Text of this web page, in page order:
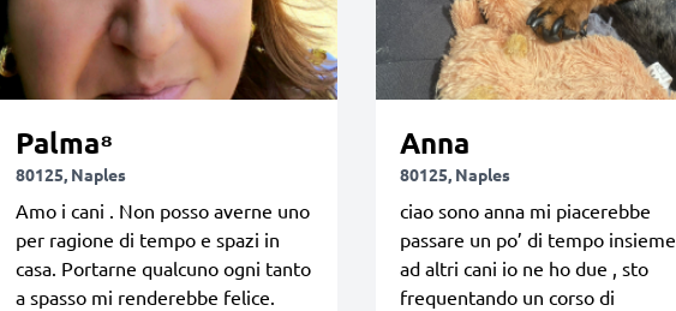
Palma⁸
80125, Naples
Amo i cani . Non posso averne uno
per ragione di tempo e spazi in
casa. Portarne qualcuno ogni tanto
a spasso mi renderebbe felice.
Anna
80125, Naples
ciao sono anna mi piacerebbe
passare un po’ di tempo insieme
ad altri cani io ne ho due , sto
frequentando un corso di